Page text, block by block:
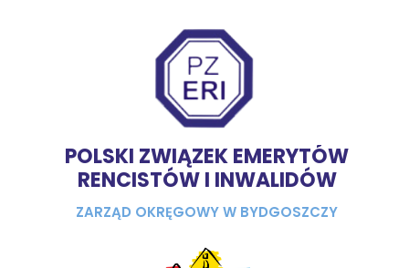
POLSKI ZWIĄZEK EMERYTÓW
RENCISTÓW I INWALIDÓW
ZARZĄD OKRĘGOWY W BYDGOSZCZY